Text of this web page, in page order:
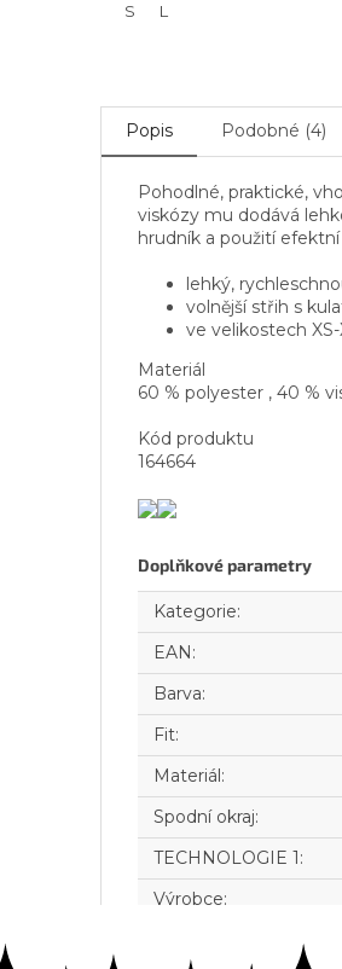
S L
Popis Podobné (4)
Pohodlné, praktické,
viskózy mu dodává
hrudník a použití
lehký,
volnější střih s
ve velikostech XS-
Materiál
60 % polyester , 40 %
Kód produktu
164664
Doplňkové parametry
Kategorie:
EAN:
Barva:
Fit:
Materiál:
Spodní okraj:
TECHNOLOGIE 1:
Výrobce: